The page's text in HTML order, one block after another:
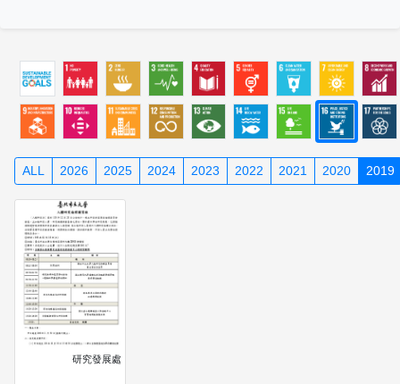
ALL 2026 2025 2024 2023 2022 2021 2020 2019
研究發展處